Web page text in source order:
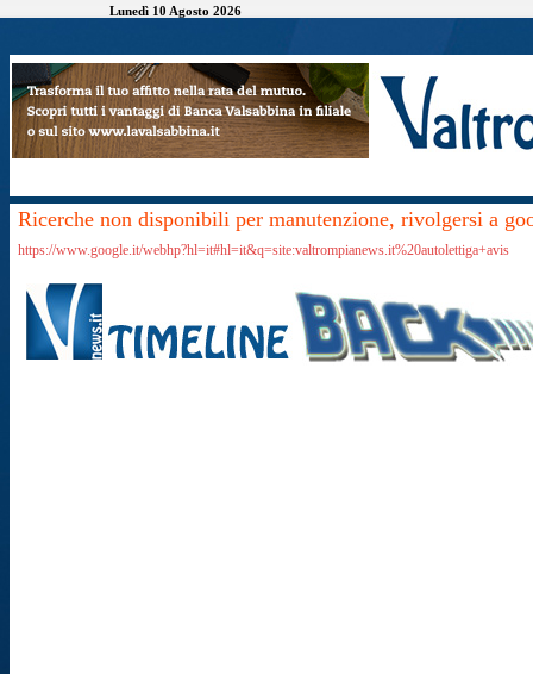
Lunedì 10 Agosto 2026
Ricerche non disponibili per manutenzione, rivolgersi a
https://www.google.it/webhp?hl=it#hl=it&q=site:valtrompianews.it%20autolettiga+avis